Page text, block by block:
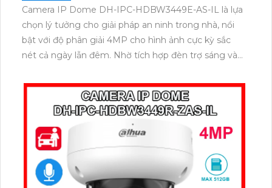
Camera IP Dome DH-IPC-HDBW3449E-AS-IL là lựa
chọn lý tưởng cho giải pháp an ninh trong nhà, nổi
bật với độ phân giải 4MP cho hình ảnh cực kỳ sắc
nét cả ngày lẫn đêm. Nhờ tích hợp đèn trợ sáng và
kiện ánh sáng yếu, đồng thời trang bị micro thu âm
nguồn POE, khe cắm thẻ nhớ đến 512GB và công
nghệ AI nhận diện chính xác người và phương tiện.